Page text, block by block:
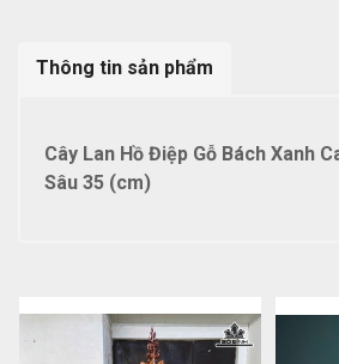
Thông tin sản phẩm
Cây Lan Hồ Điệp Gỗ Bách Xanh
Sâu 35 (cm)